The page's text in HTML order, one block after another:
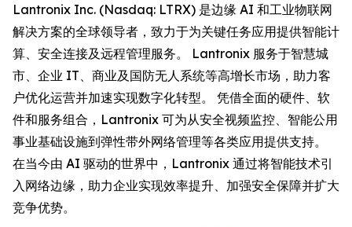
Lantronix Inc. (Nasdaq: LTRX) 是边缘 AI 和工业物联网
解决方案的全球领导者，致力于为关键任务应用提供智能计
算、安全连接及远程管理服务。 Lantronix 服务于智慧城
市、企业 IT、商业及国防无人系统等高增长市场，助力客
户优化运营并加速实现数字化转型。 凭借全面的硬件、软
件和服务组合，Lantronix 可为从安全视频监控、智能公用
事业基础设施到弹性带外网络管理等各类应用提供支持。
在当今由 AI 驱动的世界中，Lantronix 通过将智能技术引
入网络边缘，助力企业实现效率提升、加强安全保障并扩大
竞争优势。